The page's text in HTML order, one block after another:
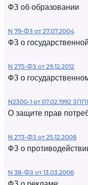
ФЗ об образовании
N 79-ФЗ от 27.07.2004
ФЗ о
N 275-ФЗ от 29.12.2012
ФЗ о
N2300-1 от 07.02.1992
О защите прав
N 273-ФЗ от 25.12.2008
ФЗ о
N 38-ФЗ от 13.03.2006